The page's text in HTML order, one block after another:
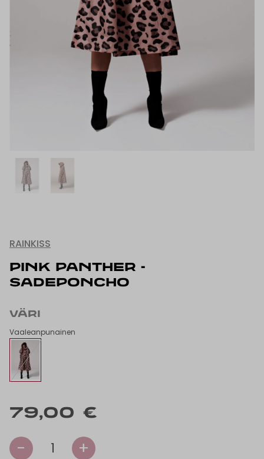
RAINKISS
PINK PANTHER -
SADEPONCHO
VÄRI
Vaaleanpunainen
79,00 €
- 1 +